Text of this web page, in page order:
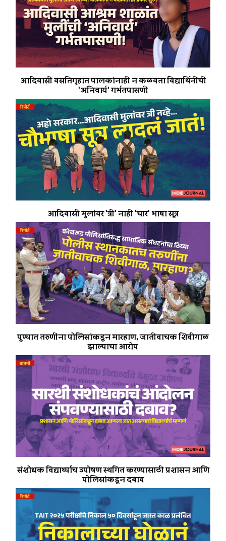
आदिवासी वसतिगृहात पालकांनाही न कळवता विद्यार्थिनींची
'अनिवार्य' गर्भतपासणी
आदिवासी मुलांवर 'त्री' नाही 'चार' भाषा सूत्र
पुण्यात तरुणींना पोलिसांकडून मारहाण, जातीवाचक शिवीगाळ
झाल्याचा आरोप
संशोधक विद्यार्थ्यांच उपोषण स्थगित करण्यासाठी प्रशासन आणि
पोलिसांकडून दबाव